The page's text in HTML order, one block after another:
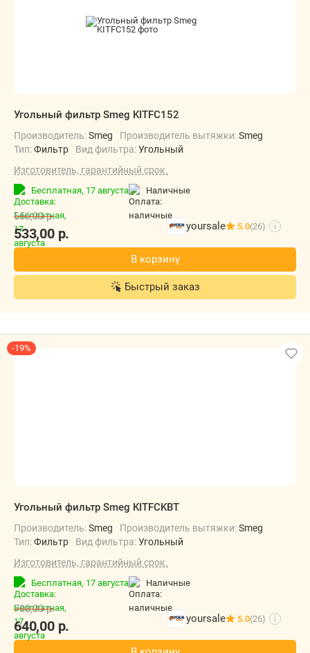
Угольный фильтр Smeg KITFC152
Производитель:Smeg Производитель вытяжки:Smeg
Тип:Фильтр Вид фильтра:Угольный
Изготовитель, гарантийный срок.
Бесплатная, 17 августа наличные
533,00р.
656,00р.
yoursale 5.0(26) i
В корзину
Быстрый заказ
-19%
Угольный фильтр Smeg KITFCKBT
Производитель:Smeg Производитель вытяжки:Smeg
Тип:Фильтр Вид фильтра:Угольный
Изготовитель, гарантийный срок.
Бесплатная, 17 августа наличные
640,00р.
788,00р.
yoursale 5.0(26) i